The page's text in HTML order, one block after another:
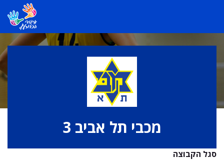
מכבי תל אביב 3
סגל הקבוצה